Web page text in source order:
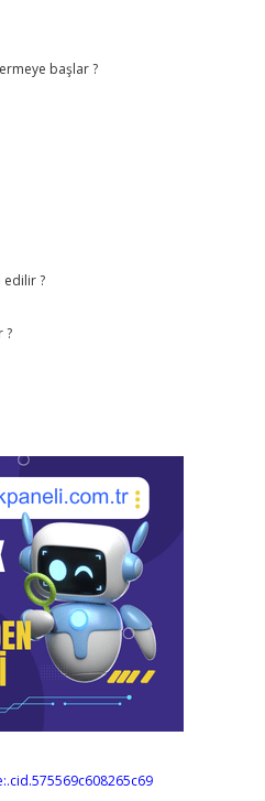
başlar ?
?
?